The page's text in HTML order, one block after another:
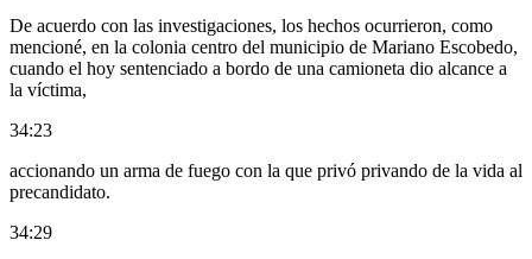
De acuerdo con las investigaciones, los hechos ocurrieron, como
mencioné, en la colonia centro del municipio de Mariano Escobedo,
cuando el hoy sentenciado a bordo de una camioneta dio alcance a
la víctima,
34:23
accionando un arma de fuego con la que privó privando de la vida al
precandidato.
34:29